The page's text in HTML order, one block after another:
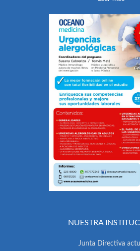
NUESTRA
Junta Directiva